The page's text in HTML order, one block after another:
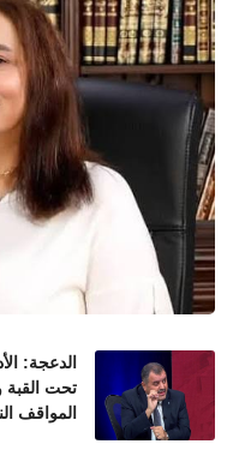
الدعجة:
تحت القبة
المواقف